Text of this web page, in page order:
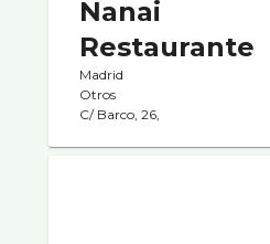
Nanai
Restaurante
Madrid
Otros
C/ Barco, 26,